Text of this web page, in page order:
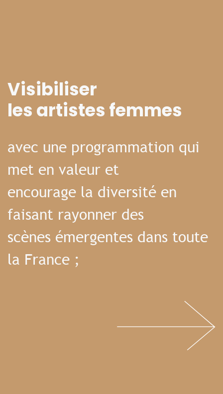
Visibiliser
les artistes femmes
avec une programmation qui
met en valeur et
encourage la diversité en
faisant rayonner des
scènes émergentes dans toute
la France ;